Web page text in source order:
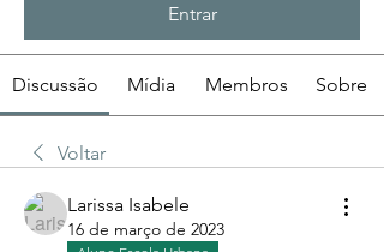
Entrar
Discussão Mídia Membros Sobre
Voltar
Larissa Isabele
16 de março de 2023